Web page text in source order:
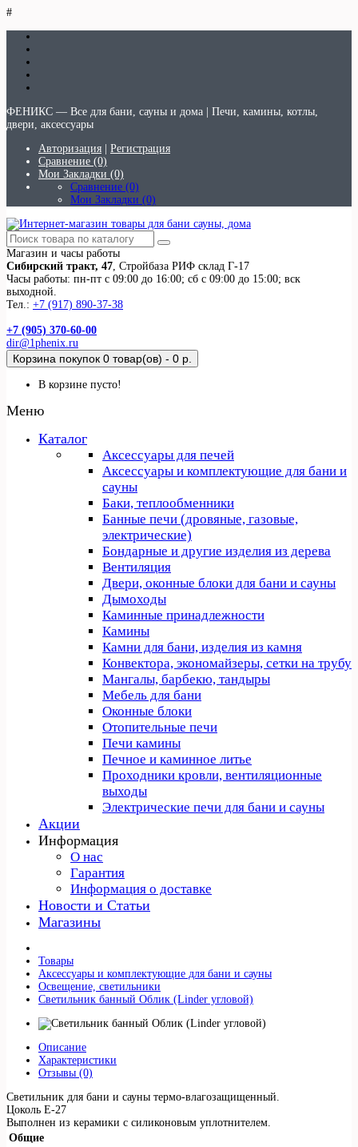
#
ФЕНИКС — Все для бани, сауны и дома | Печи, камины, котлы,
двери, аксессуары
Авторизация
Регистрация
Сравнение (0)
Мои Закладки (0)
Сравнение (0)
Мои Закладки (0)
Магазин и часы работы
Сибирский тракт, 47, Стройбаза РИФ склад Г-17
Часы работы: пн-пт с 09:00 до 16:00; сб с 09:00 до 15:00; вск
выходной.
Тел.: +7 (917) 890-37-38
+7 (905) 370-60-00
dir@1phenix.ru
Корзина покупок 0 товар(ов) - 0 р.
В корзине пусто!
Меню
Каталог
Аксессуары для печей
Аксессуары и комплектующие для бани и
сауны
Баки, теплообменники
Банные печи (дровяные, газовые,
электрические)
Бондарные и другие изделия из дерева
Вентиляция
Двери, оконные блоки для бани и сауны
Дымоходы
Каминные принадлежности
Камины
Камни для бани, изделия из камня
Конвектора, экономайзеры, сетки на трубу
Мангалы, барбекю, тандыры
Мебель для бани
Оконные блоки
Отопительные печи
Печи камины
Печное и каминное литье
Проходники кровли, вeнтиляционные
выходы
Электрические печи для бани и сауны
Акции
Информация
О нас
Гарантия
Информация о доставке
Новости и Статьи
Магазины
Товары
Аксессуары и комплектующие для бани и сауны
Освещение, светильники
Светильник банный Облик (Linder угловой)
Описание
Характеристики
Отзывы (0)
Светильник для бани и сауны термо-влагозащищенный.
Цоколь Е-27
Выполнен из керамики с силиконовым уплотнителем.
Общие